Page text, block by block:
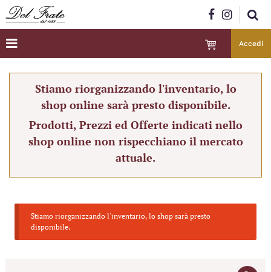
Accedi
Stiamo riorganizzando l'inventario, lo
shop online sarà presto disponibile.
Prodotti, Prezzi ed Offerte indicati nello
shop online non rispecchiano il mercato
attuale.
Stiamo riorganizzando l'inventario, lo shop sarà presto
disponibile.